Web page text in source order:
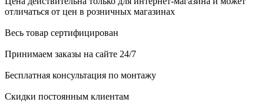
отличаться от цен в розничных магазинах
Весь товар сертифицирован
Принимаем заказы на сайте 24/7
Бесплатная консультация по монтажу
Скидки постоянным клиентам